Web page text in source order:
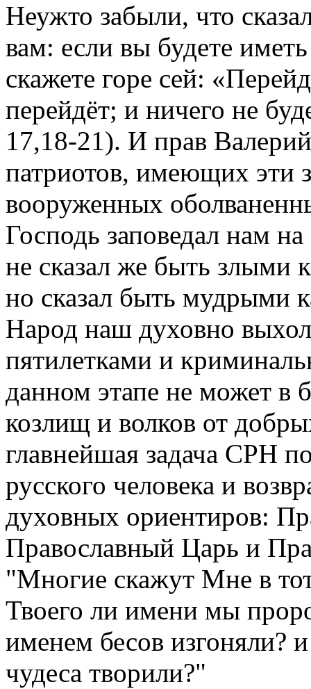
Неужто забыли, что
вам: если вы будете
скажете горе сей:
перейдёт; и ничего не
17,18-21). И прав
патриотов, имеющих эти
вооруженных
Господь заповедал нам
не сказал же быть злыми
но сказал быть мудрыми
Народ наш духовно
пятилетками и
данном этапе не может в
козлищ и волков от
главнейшая задача СРН
русского человека и
духовных ориентиров:
Православный Царь и
"Многие скажут Мне в
Твоего ли имени мы
именем бесов изгоняли?
чудеса творили?"